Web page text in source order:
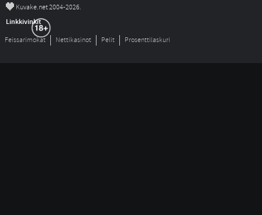
© Kuvake.net 2004-2026.
Linkkivinkit
Feissarimokat Nettikasinot Pelit Prosenttilaskuri